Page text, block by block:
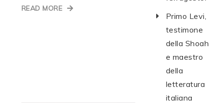
READ MORE
Primo Levi,
testimone
della Shoah
e maestro
della
letteratura
italiana